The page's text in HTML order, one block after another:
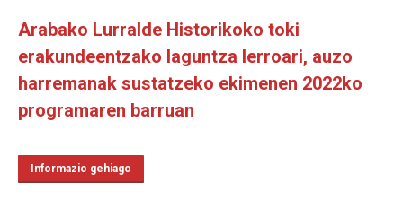
Arabako Lurralde Historikoko toki
erakundeentzako laguntza lerroari, auzo
harremanak sustatzeko ekimenen 2022ko
programaren barruan
Informazio gehiago